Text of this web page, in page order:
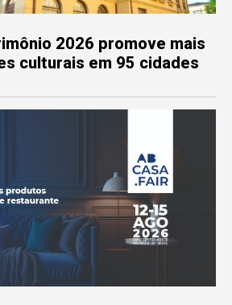
2026 promove mais
culturais em 95 cidades